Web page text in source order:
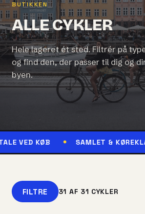
BUTIKKEN
ALLE CYKLER
Hele lageret ét sted. Filtrér på
og find den, der passer til dig og
byen.
SAMLET & KØREKLAR FRA
FILTRE 31 AF 31 CYKLER